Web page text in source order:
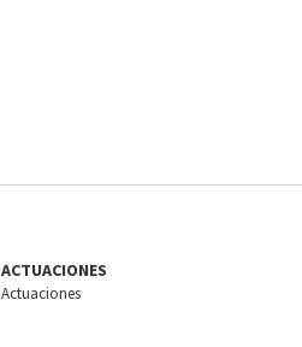
ACTUACIONES
Actuaciones